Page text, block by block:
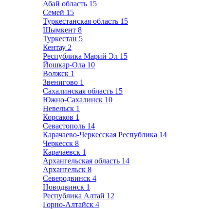
Абай область 15
Семей 15
Туркестанская область 15
Шымкент 8
Туркестан 5
Кентау 2
Республика Марий Эл 15
Йошкар-Ола 10
Волжск 1
Звенигово 1
Сахалинская область 15
Южно-Сахалинск 10
Невельск 1
Корсаков 1
Севастополь 14
Карачаево-Черкесская Республика 14
Черкесск 8
Карачаевск 1
Архангельская область 14
Архангельск 8
Северодвинск 4
Новодвинск 1
Республика Алтай 12
Горно-Алтайск 4